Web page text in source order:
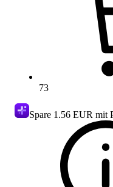
73
Spare 1.56 EUR mit